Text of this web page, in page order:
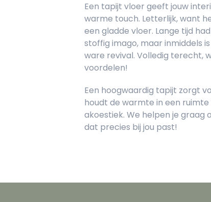
Een tapijt vloer geeft jouw
warme touch. Letterlijk, want
een gladde vloer. Lange tijd
stoffig imago, maar inmiddels
ware revival. Volledig terecht,
voordelen!
Een hoogwaardig tapijt zorgt
houdt de warmte in een
akoestiek. We helpen je graag
dat precies bij jou past!